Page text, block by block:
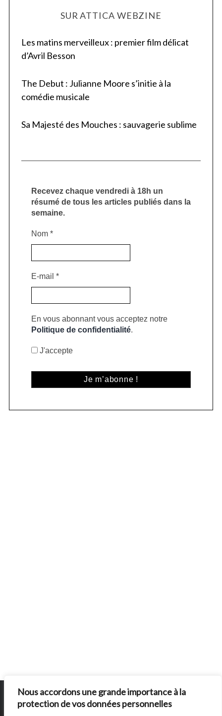
Nous accordons une grande importance à la
protection de vos données personnelles
SUR ATTICA WEBZINE
Les matins merveilleux : premier film délicat
d’Avril Besson
The Debut : Julianne Moore s’initie à la
comédie musicale
Sa Majesté des Mouches : sauvagerie sublime
Recevez chaque vendredi à 18h un
résumé de tous les articles publiés dans la
semaine.
Nom *
E-mail *
En vous abonnant vous acceptez notre
Politique de confidentialité.
J'accepte